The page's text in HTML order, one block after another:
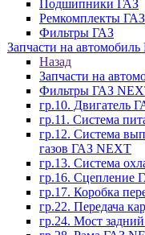
Подшипники ГАЗ
Ремкомплекты ГАЗ
Фильтры ГАЗ
Запчасти на
Назад
Запчасти на
Фильтры ГАЗ
гр.10. Двигатель
гр.11. Система
гр.12. Система
газов ГАЗ NEXT
гр.13. Система
гр.16. Сцепление
гр.17. Коробка
гр.22. Передача
гр.24. Мост